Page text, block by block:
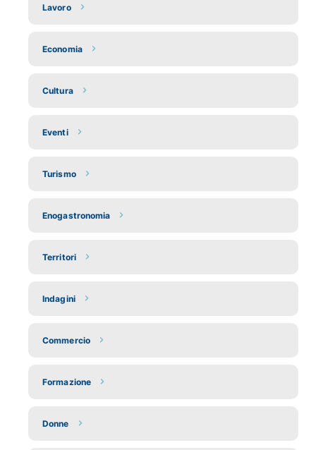
Lavoro
Economia
Cultura
Eventi
Turismo
Enogastronomia
Territori
Indagini
Commercio
Formazione
Donne